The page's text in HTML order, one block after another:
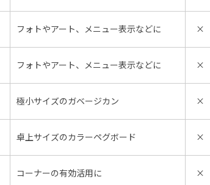
フォトやアート、メニュー表示などに ×
フォトやアート、メニュー表示などに ×
極小サイズのガベージカン ×
卓上サイズのカラーペグボード ×
コーナーの有効活用に ×